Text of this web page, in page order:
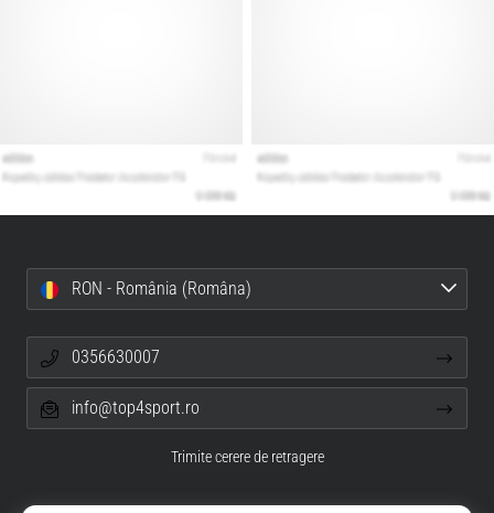
RON - România (Româna)
0356630007
info@top4sport.ro
Trimite cerere de retragere